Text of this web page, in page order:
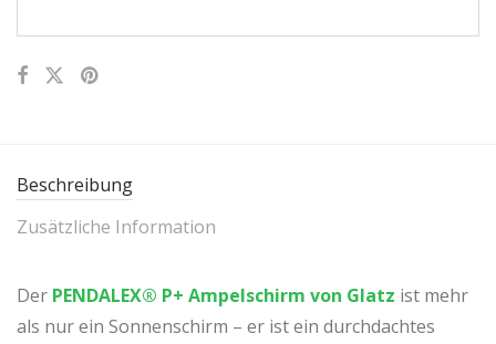
Beschreibung
Zusätzliche Information
Der PENDALEX® P+ Ampelschirm von Glatz ist mehr
als nur ein Sonnenschirm – er ist ein durchdachtes